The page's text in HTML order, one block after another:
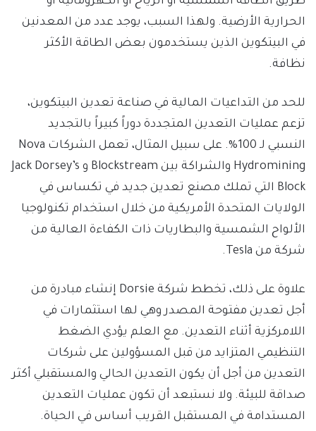
الحرارية الأرضية. ولهذا السبب، يوجد عدد من المعدنين
في البيتكوين الذين يستخدمون بعض الطاقة الأكثر
نظافة.
للحد من التداعيات المالية في صناعة تعدين البيتكوين،
تزعم عمليات التعدين المتجددة دوراً كبيراً بالتجديد
النسبي لـ 100%. على سبيل المثال، تعمل الشركات Nova
Hydromining والشراكة بين Blockstream و Jack Dorsey’s
Block التي تملك مصنع تعدين جديد في تكساس في
الولايات المتحدة الأمريكية من خلال استخدام تكنولوجيا
الألواح الشمسية والبطاريات ذات الكفاءة العالية من
شركة من Tesla.
علاوة على ذلك، تخطط شركة Dorsie إنشاء مبادرة من
أجل تعدين مفتوحة المصدر وهي لها استثمارات في
اللامركزية أثناء التعدين. مع العلم يؤدي الضغط
التنظيمي المتزايد من قبل المسؤولين على شركات
التعدين من أجل أن يكون التعدين الحالي والمستقبلي أكثر
صداقة للبيئة. ولا نستبعد أن تكون عمليات التعدين
المستدامة في المستقبل القريب أساس في الحياة.